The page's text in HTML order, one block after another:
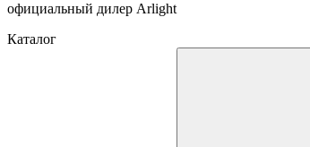
официальный дилер Arlight
Каталог